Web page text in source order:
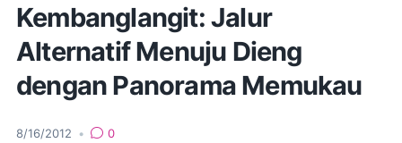
Kembanglangit: Jalur
Alternatif Menuju Dieng
dengan Panorama Memukau
8/16/2012 •
0